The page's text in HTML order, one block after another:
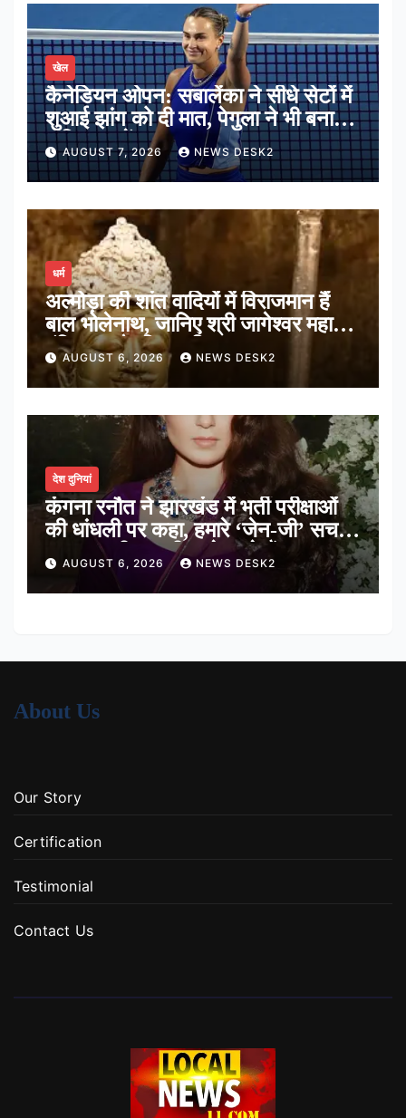
खेल
कैनेडियन ओपन: सबालेंका ने सीधे सेटों में
शुआई झांग को दी मात, पेगुला ने भी बनाई
अंतिम 16 में जगह
AUGUST 7, 2026 NEWS DESK2
धर्म
अल्मोड़ा की शांत वादियों में विराजमान हैं
बाल भोलेनाथ, जानिए श्री जागेश्वर महादेव
मंदिर का पौराणिक इतिहास
AUGUST 6, 2026 NEWS DESK2
देश दुनियां
कंगना रनौत ने झारखंड में भर्ती परीक्षाओं
की धांधली पर कहा, हमारे ‘जेन-जी’ सच में
हर तरह की तकलीफ झेल रहे हैं
AUGUST 6, 2026 NEWS DESK2
About Us
Our Story
Certification
Testimonial
Contact Us